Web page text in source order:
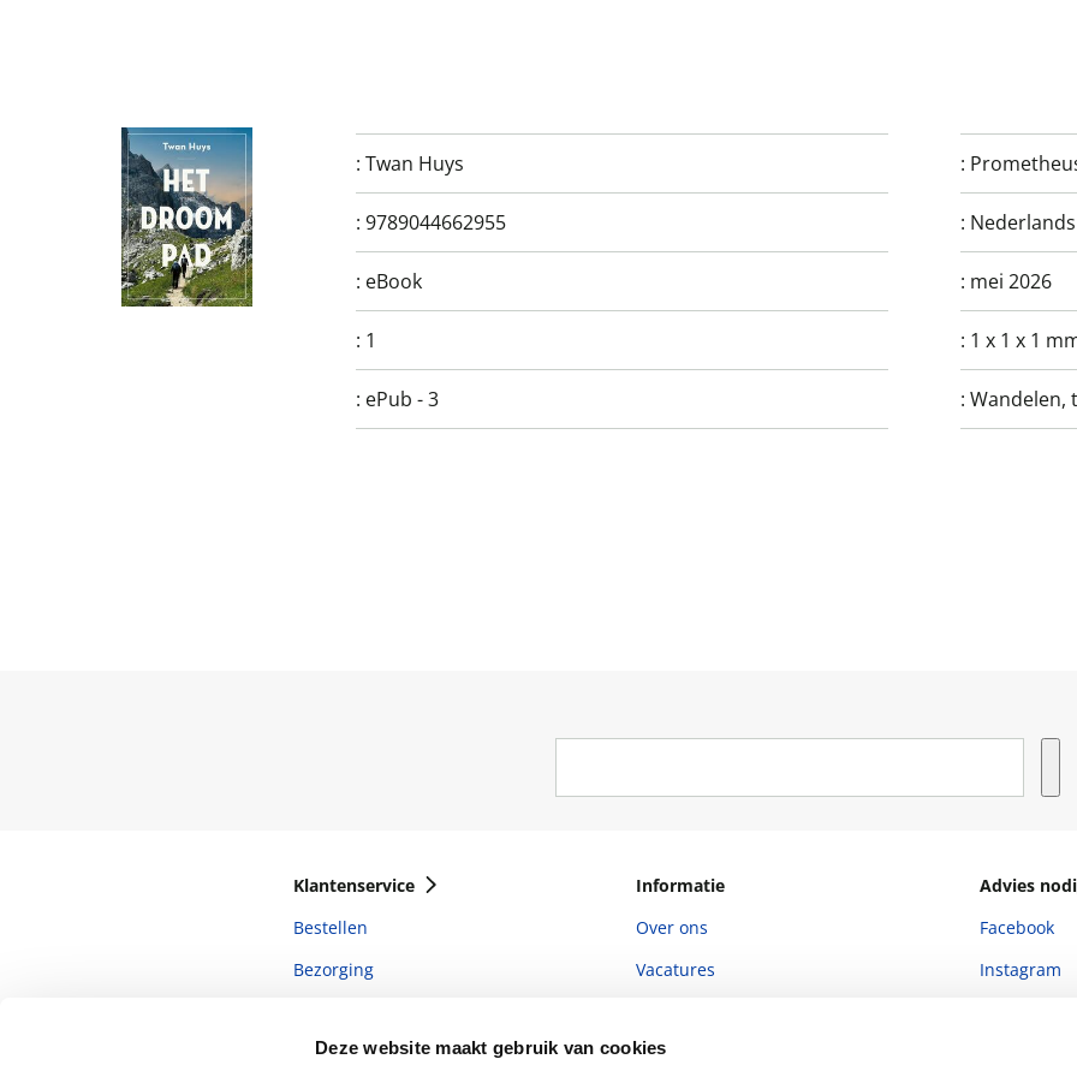
Deze website maakt gebruik van cookies
: Twan Huys :
: 9789044662955 : Nederlands
: eBook : mei 2026
: 1 : 1 x 1 x 1
: ePub - 3 :Wandelen,
Klantenservice
Bestellen
Bezorging
Retourneren
Informatie
Over ons
Vacatures
Cadeaukaart
Advies
Facebook
Instagram